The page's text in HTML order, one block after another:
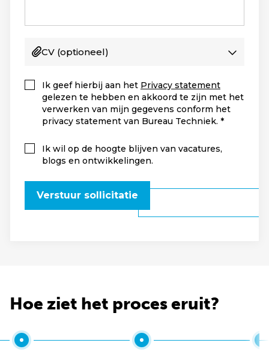
CV (optioneel)
Ik geef hierbij aan het Privacy statement
gelezen te hebben en akkoord te zijn met het
verwerken van mijn gegevens conform het
privacy statement van Bureau Techniek.
Ik wil op de hoogte blijven van vacatures,
blogs en ontwikkelingen.
Verstuur sollicitatie
Hoe ziet het proces eruit?